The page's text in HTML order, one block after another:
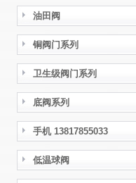
油田阀
铜阀门系列
卫生级阀门系列
底阀系列
手机 13817855033
低温球阀